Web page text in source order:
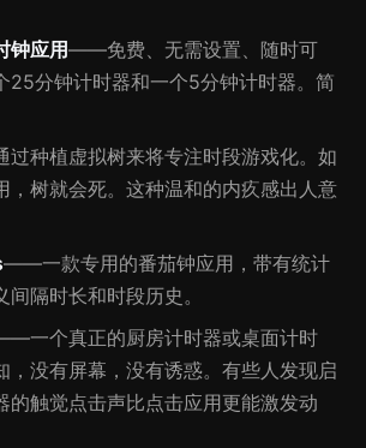
钟应用——免费、无需设置、随时可
25分钟计时器和一个5分钟计时器。简
种植虚拟树来将专注时段游戏化。如
，树就会死。这种温和的内疚感出人意
——一款专用的番茄钟应用，带有统计
隔时长和时段历史。
一个真正的厨房计时器或桌面计时
，没有屏幕，没有诱惑。有些人发现启
的触觉点击声比点击应用更能激发动